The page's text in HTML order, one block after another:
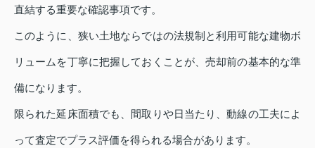
直結する重要な確認事項です。
このように、狭い土地ならではの法規制と利用可能な建物ボ
リュームを丁寧に把握しておくことが、売却前の基本的な準
備になります。
限られた延床面積でも、間取りや日当たり、動線の工夫によ
って査定でプラス評価を得られる場合があります。